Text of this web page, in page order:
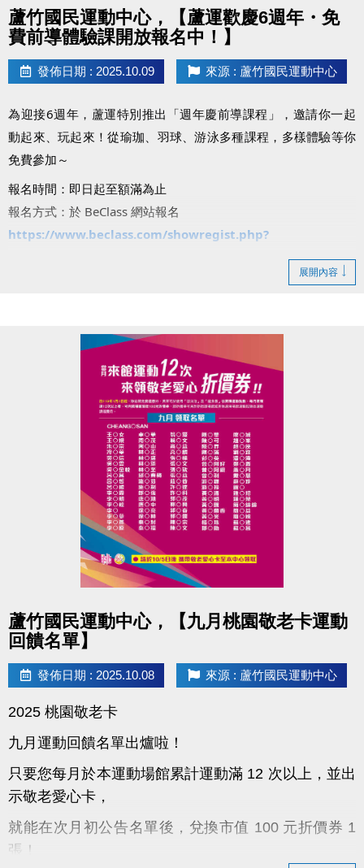
蘆竹國民運動中心，【蘆運歡慶6週年・免
費前導體驗課開放報名中！】
發佈日期 : 2025.10.09 來源 : 蘆竹國民運動中心
為迎接6週年，蘆運特別推出「週年慶前導課程」，邀請你一起
動起來、玩起來！從瑜珈、羽球、游泳多種課程，多樣體驗等你
免費參加～
報名時間：即日起至額滿為止
報名方式：於 BeClass 網站報名
https://www.beclass.com/showregist.php?
regist_id=MzA1MDE3YzY4ZTBkNzJmNzdhNzU6U2hvd0Zv
・*號課程請自備瑜珈墊。
・羽球課請自備球拍，游泳課需穿著泳裝並攜帶泳具。
・兒童課程限7歲以上，一般課程限15歲以上。
・每人限報三堂課。
報名即享好禮：課程當日可領取【悅氏瓶裝水乙罐】！
注意事項：若報名後未請假缺席達2次，將暫停後續體驗課報名
動起來迎接6週年，一起體驗運動的快樂吧！
展開內容
蘆竹國民運動中心，【九月桃園敬老卡運動
回饋名單】
發佈日期 : 2025.10.08 來源 : 蘆竹國民運動中心
2025 桃園敬老卡
九月運動回饋名單出爐啦！
只要您每月於本運動場館累計運動滿 12 次以上，並出
示敬老愛心卡，
就能在次月初公告名單後，兌換市值 100 元折價券 1
張！